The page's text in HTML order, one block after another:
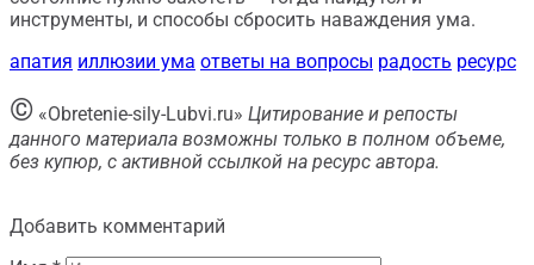
инструменты, и способы сбросить наваждения ума.
апатия иллюзии ума ответы на вопросы радость ресурс
© «Obretenie-sily-Lubvi.ru» Цитирование и репосты
данного материала возможны только в полном объеме,
без купюр, с активной ссылкой на ресурс автора.
Добавить комментарий